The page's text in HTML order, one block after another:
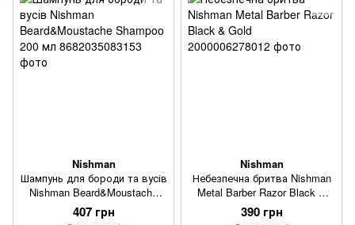
Nishman
Шампунь для бороди та вусів
Nishman Beard&Moustache
Shampoo 200 мл
407 грн
Nishman
Небезпечна бритва Nishman
Metal Barber Razor Black &
Gold
390 грн